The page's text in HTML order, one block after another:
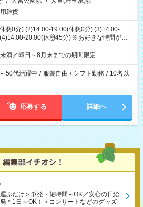
雑貨
憩0分) (2)14:00-19:00(休憩0分) (3)14:00-
20:00(休憩45分) ※お好きな時間が選べ
満／即日～8月末までの期間限定
50代活躍中 / 服装自由 / シフト勤務 / 10名以
応募する 詳細へ
ぶだけ＞単発・短時間～OK／安心の日給
＊1日～OK！＞コンサートなどのグッズ